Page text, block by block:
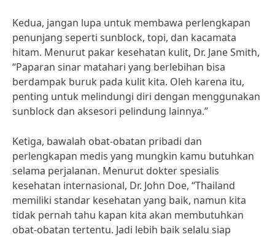
Kedua, jangan lupa untuk membawa perlengkapan
penunjang seperti sunblock, topi, dan kacamata
hitam. Menurut pakar kesehatan kulit, Dr. Jane Smith,
“Paparan sinar matahari yang berlebihan bisa
berdampak buruk pada kulit kita. Oleh karena itu,
penting untuk melindungi diri dengan menggunakan
sunblock dan aksesori pelindung lainnya.”
Ketiga, bawalah obat-obatan pribadi dan
perlengkapan medis yang mungkin kamu butuhkan
selama perjalanan. Menurut dokter spesialis
kesehatan internasional, Dr. John Doe, “Thailand
memiliki standar kesehatan yang baik, namun kita
tidak pernah tahu kapan kita akan membutuhkan
obat-obatan tertentu. Jadi lebih baik selalu siap